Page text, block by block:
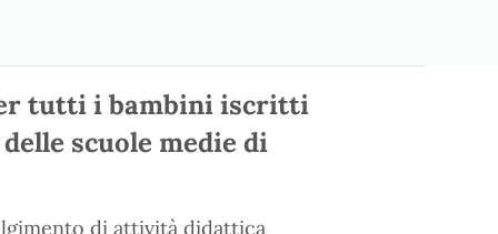
tutti i bambini iscritti
scuole medie di
di attività didattica